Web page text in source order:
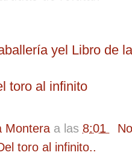
yel Libro de
toro al infinito
Montera a las 8:01
toro al infinito..